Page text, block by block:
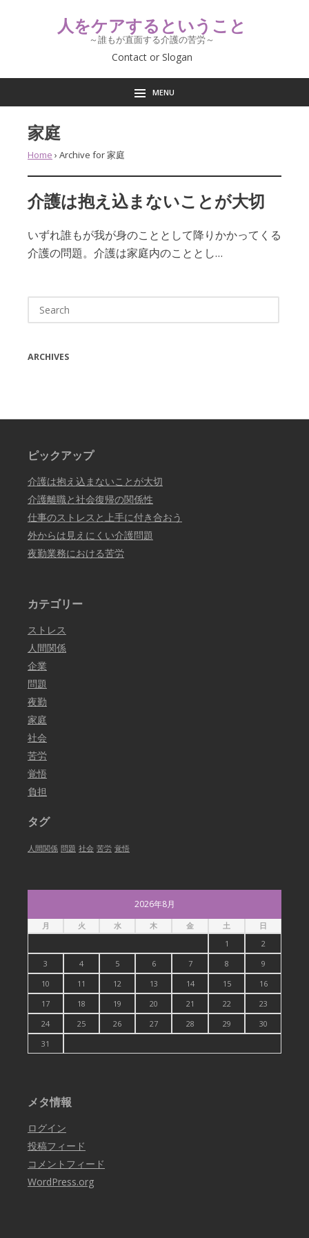
人をケアするということ
～誰もが直面する介護の苦労～
Contact or Slogan
MENU
家庭
Home › Archive for 家庭
介護は抱え込まないことが大切
いずれ誰もが我が身のこととして降りかかってくる
介護の問題。介護は家庭内のこととし…
for:
ARCHIVES
ピックアップ
介護は抱え込まないことが大切
介護離職と社会復帰の関係性
仕事のストレスと上手に付き合おう
外からは見えにくい介護問題
夜勤業務における苦労
カテゴリー
ストレス
人間関係
企業
問題
夜勤
家庭
社会
苦労
覚悟
負担
タグ
人間関係 問題 社会 苦労 覚悟
2026年8月
月 火 水 木 金 土
日
1
2
3
4 5 6 7 8
9
10
11 12 13 14 15
16
17
18 19 20 21 22
23
24
25 26 27 28 29
30
31
メタ情報
ログイン
投稿フィード
コメントフィード
WordPress.org